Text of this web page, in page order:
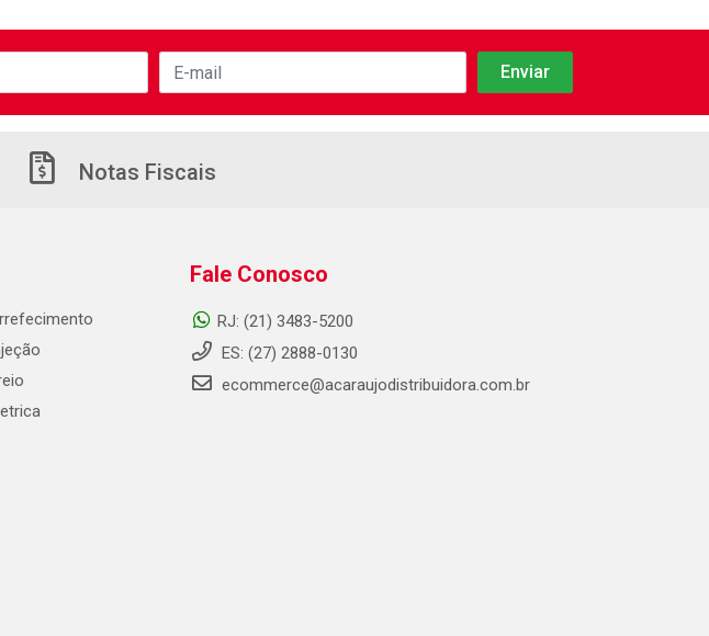
Notas Fiscais
Fale Conosco
RJ: (21) 3483-5200
ES: (27) 2888-0130
ecommerce@acaraujodistribuidora.com.br